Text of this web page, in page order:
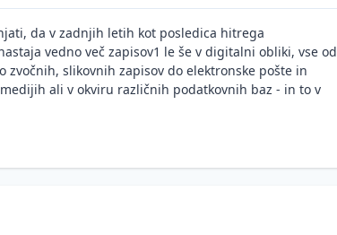
da v zadnjih letih kot posledica hitrega
vedno več zapisov1 le še v digitalni obliki, vse od
zvočnih, slikovnih zapisov do elektronske pošte in
ali v okviru različnih podatkovnih baz - in to v